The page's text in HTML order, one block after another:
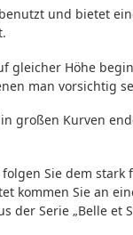
und bietet
gleicher Höhe
man vorsichtig
großen Kurven
Sie dem
kommen Sie an
der Serie „Belle et